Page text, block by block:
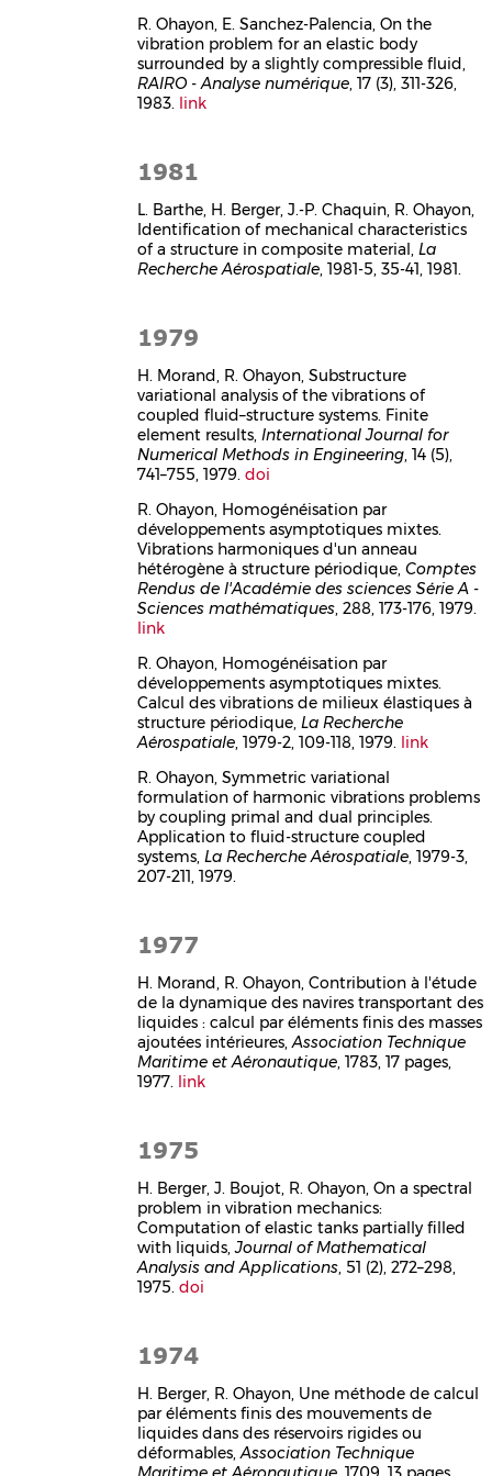
R. Ohayon, E. Sanchez-Palencia, On the
vibration problem for an elastic body
surrounded by a slightly compressible fluid,
RAIRO - Analyse numérique, 17 (3), 311-326,
1983. link
1981
L. Barthe, H. Berger, J.-P. Chaquin, R. Ohayon,
Identification of mechanical characteristics
of a structure in composite material,La
Recherche Aérospatiale, 1981-5, 35-41, 1981.
1979
H. Morand, R. Ohayon, Substructure
variational analysis of the vibrations of
coupled fluid–structure systems. Finite
element results,International Journal for
Numerical Methods in Engineering, 14 (5),
741–755, 1979.doi
R. Ohayon, Homogénéisation par
développements asymptotiques mixtes.
Vibrations harmoniques d'un anneau
hétérogène à structure périodique,Comptes
Rendus de l'Académie des sciences Série A -
Sciences mathématiques, 288, 173-176, 1979.
link
R. Ohayon, Homogénéisation par
développements asymptotiques mixtes.
Calcul des vibrations de milieux élastiques à
structure périodique,La Recherche
Aérospatiale, 1979-2, 109-118, 1979. link
R. Ohayon, Symmetric variational
formulation of harmonic vibrations problems
by coupling primal and dual principles.
Application to fluid-structure coupled
systems,La Recherche Aérospatiale, 1979-3,
207-211, 1979.
1977
H. Morand, R. Ohayon, Contribution à l'étude
de la dynamique des navires transportant des
liquides : calcul par éléments finis des masses
ajoutées intérieures,Association Technique
Maritime et Aéronautique, 1783, 17 pages,
1977. link
1975
H. Berger, J. Boujot, R. Ohayon, On a spectral
problem in vibration mechanics:
Computation of elastic tanks partially filled
with liquids,Journal of Mathematical
Analysis and Applications, 51 (2), 272–298,
1975.doi
1974
H. Berger, R. Ohayon, Une méthode de calcul
par éléments finis des mouvements de
liquides dans des réservoirs rigides ou
déformables,Association Technique